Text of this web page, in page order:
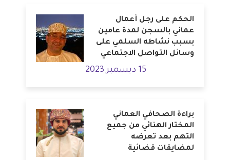
الحكم على رجل أعمال
عماني بالسجن لمدة عامين
بسبب نشاطه السلمي على
وسائل التواصل الاجتماعي
15 ديسمبر 2023
براءة الصحافي العماني
المختار الهنائي من جميع
التهم بعد تعرضه
لمضايقات قضائية